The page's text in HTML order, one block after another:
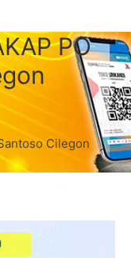
PO
Cilegon